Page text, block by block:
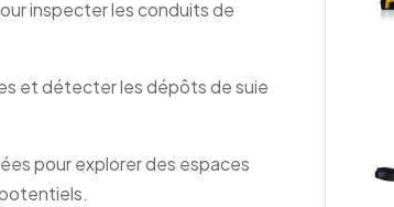
inspecter les conduits de
et détecter les dépôts de suie
pour explorer des espaces